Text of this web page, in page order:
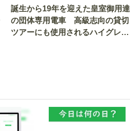
誕生から19年を迎えた皇室御用達
の団体専用電車 高級志向の貸切
ツアーにも使用されるハイグレー